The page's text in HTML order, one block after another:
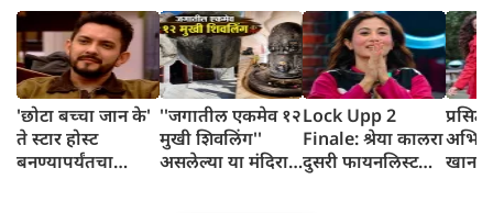
'छोटा बच्चा जान के'
ते स्टार होस्ट
बनण्यापर्यंतचा
''जगातील एकमेव १२
मुखी शिवलिंग''
असलेल्या या मंदिरात
Lock Upp 2
Finale: श्रेया कालरा
दुसरी फायनलिस्ट